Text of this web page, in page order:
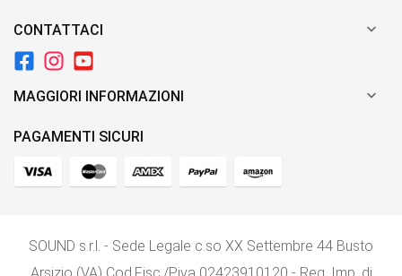
CONTATTACI 
MAGGIORI INFORMAZIONI 
PAGAMENTI SICURI
SOUND s.r.l. - Sede Legale c.so XX Settembre 44 Busto